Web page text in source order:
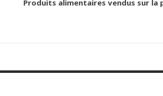
Produits alimentaires vendus sur la